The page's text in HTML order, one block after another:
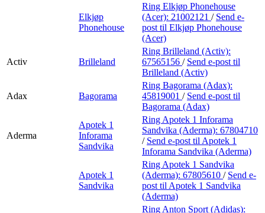
Elkjøp
Phonehouse
Ring Elkjøp Phonehouse
(Acer): 21002121 / Send e-
post til Elkjøp Phonehouse
(Acer)
Activ Brilleland
Ring Brilleland (Activ):
67565156 / Send e-post til
Brilleland (Activ)
Adax Bagorama
Ring Bagorama (Adax):
45819001 / Send e-post til
Bagorama (Adax)
Aderma
Apotek 1
Inforama
Sandvika
Ring Apotek 1 Inforama
Sandvika (Aderma): 67804710
/ Send e-post til Apotek 1
Inforama Sandvika (Aderma)
Apotek 1
Sandvika
Ring Apotek 1 Sandvika
(Aderma): 67805610 / Send e-
post til Apotek 1 Sandvika
(Aderma)
Ring Anton Sport (Adidas):